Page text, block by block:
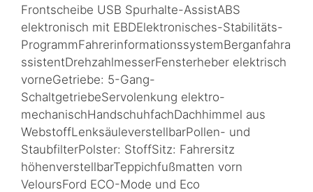
Frontscheibe USB Spurhalte-AssistABS
elektronisch mit EBDElektronisches-Stabilitäts-
ProgrammFahrerinformationssystemBerganfahra
ssistentDrehzahlmesserFensterheber elektrisch
vorneGetriebe: 5-Gang-
SchaltgetriebeServolenkung elektro-
mechanischHandschuhfachDachhimmel aus
WebstoffLenksäuleverstellbarPollen- und
StaubfilterPolster: StoffSitz: Fahrersitz
höhenverstellbarTeppichfußmatten vorn
VeloursFord ECO-Mode und Eco